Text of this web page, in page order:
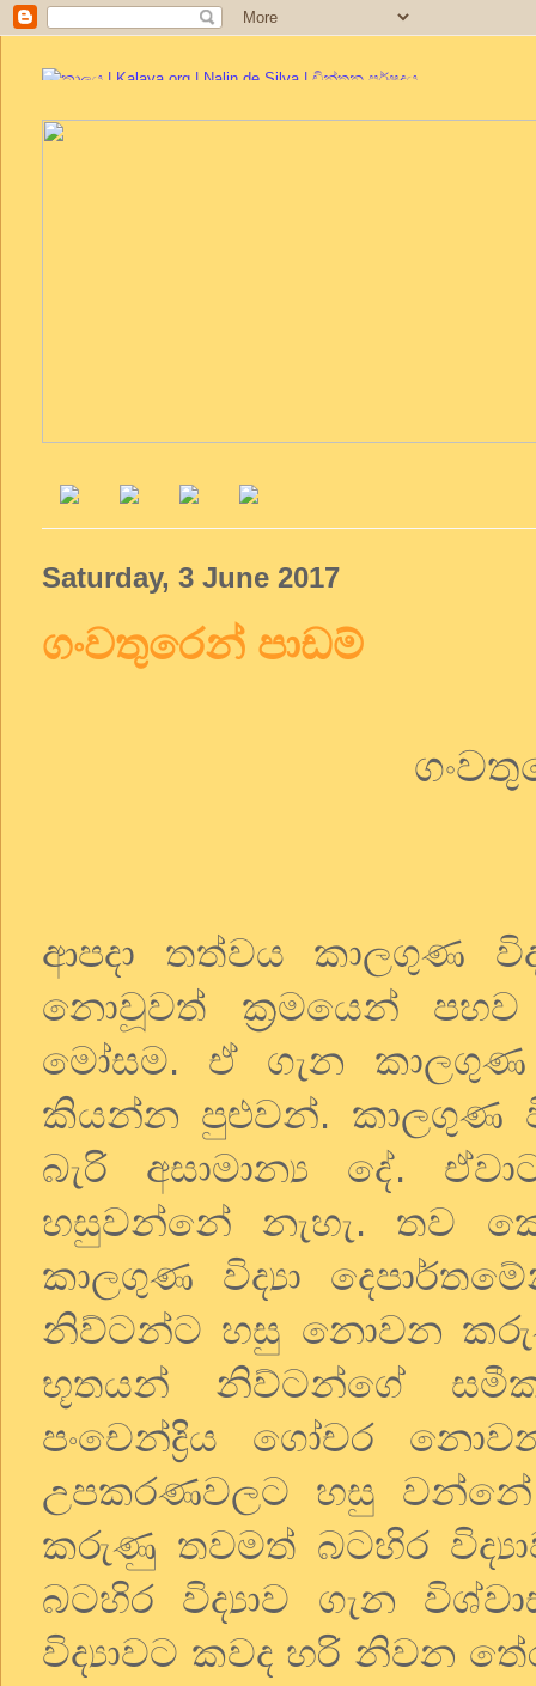
Saturday, 3 June 2017
ගංවතුරෙන් පාඩම්
ආපදා තත්වය කාලගුණ
නොවූවත් ක්‍රමයෙන් පහව
මෝසම. ඒ ගැන කාලගුණ
කියන්න පුළුවන්. කාලගුණ
බැරි අසාමාන්‍ය දේ.
හසුවන්නේ නැහැ. තව
කාලගුණ විද්‍යා
නිව්ටන්ට හසු නොවන
භූතයන් නිව්ටන්ගේ
පංචෙන්ද්‍රිය ගෝචර
උපකරණවලට හසු
කරුණු තවමත් බටහිර
බටහිර විද්‍යාව ගැන
විද්‍යාවට කවද හරි නිවන